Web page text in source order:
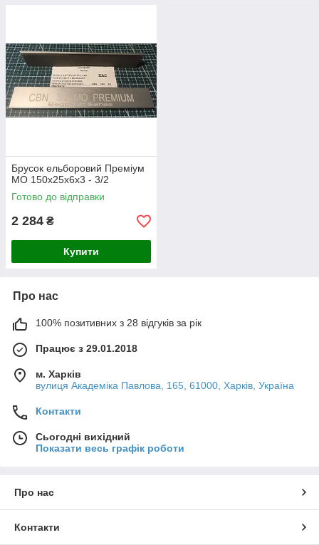
Брусок ельборовий Преміум
МО 150х25х6х3 - 3/2
Готово до відправки
2 284 ₴
Купити
Про нас
100% позитивних з 28 відгуків за рік
Працює з 29.01.2018
м. Харків
вулиця Академіка Павлова, 165, 61000, Харків, Україна
Контакти
Сьогодні вихідний
Показати весь графік роботи
Про нас
Контакти